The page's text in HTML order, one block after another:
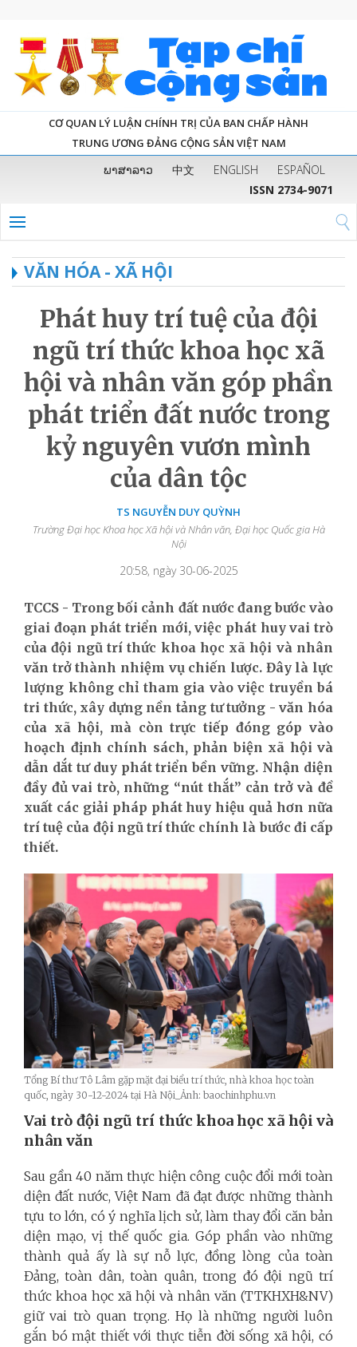
CƠ QUAN LÝ LUẬN CHÍNH TRỊ CỦA BAN CHẤP HÀNH
TRUNG ƯƠNG ĐẢNG CỘNG SẢN VIỆT NAM
ພາສາລາວ 中文 ENGLISH
ESPAÑOL
ISSN 2734-9071
VĂN HÓA - XÃ HỘI
Phát huy trí tuệ của đội
ngũ trí thức khoa học xã
hội và nhân văn góp phần
phát triển đất nước trong
kỷ nguyên vươn mình
của dân tộc
TS NGUYỄN DUY QUỲNH
Trường Đại học Khoa học Xã hội và Nhân văn, Đại học Quốc gia Hà
Nội
20:58, ngày 30-06-2025
TCCS - Trong bối cảnh đất nước đang bước vào
giai đoạn phát triển mới, việc phát huy vai trò
của đội ngũ trí thức khoa học xã hội và nhân
văn trở thành nhiệm vụ chiến lược. Đây là lực
lượng không chỉ tham gia vào việc truyền bá
tri thức, xây dựng nền tảng tư tưởng - văn hóa
của xã hội, mà còn trực tiếp đóng góp vào
hoạch định chính sách, phản biện xã hội và
dẫn dắt tư duy phát triển bền vững. Nhận diện
đầy đủ vai trò, những “nút thắt” cản trở và đề
xuất các giải pháp phát huy hiệu quả hơn nữa
trí tuệ của đội ngũ trí thức chính là bước đi cấp
thiết.
Tổng Bí thư Tô Lâm gặp mặt đại biểu trí thức, nhà khoa học toàn
quốc, ngày 30-12-2024 tại Hà Nội_Ảnh: baochinhphu.vn
Vai trò đội ngũ trí thức khoa học xã hội và
nhân văn
Sau gần 40 năm thực hiện công cuộc đổi mới toàn
diện đất nước, Việt Nam đã đạt được những thành
tựu to lớn, có ý nghĩa lịch sử, làm thay đổi căn bản
diện mạo, vị thế quốc gia. Góp phần vào những
thành quả ấy là sự nỗ lực, đồng lòng của toàn
Đảng, toàn dân, toàn quân, trong đó đội ngũ trí
thức khoa học xã hội và nhân văn (TTKHXH&NV)
giữ vai trò quan trọng. Họ là những người luôn
gắn bó mật thiết với thực tiễn đời sống xã hội, có